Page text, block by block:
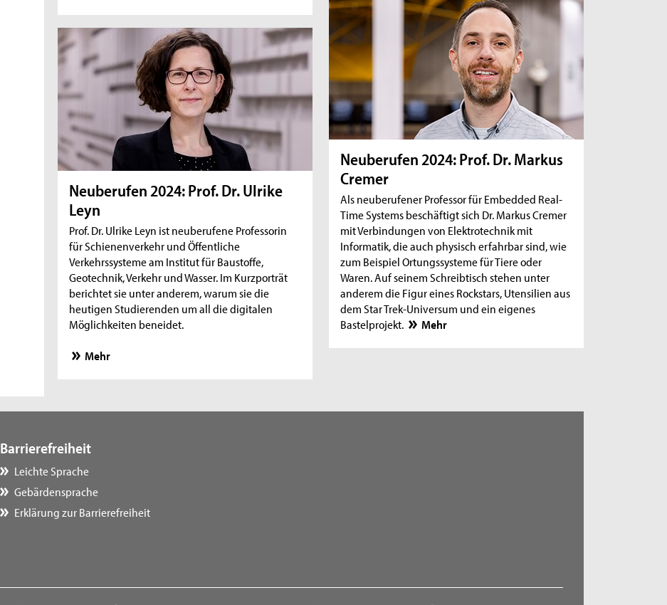
Neuberufen 2024: Prof. Dr. Markus
Cremer
Als neuberufener Professor für Embedded Real-
Time Systems beschäftigt sich Dr. Markus Cremer
mit Verbindungen von Elektrotechnik mit
Informatik, die auch physisch erfahrbar sind, wie
zum Beispiel Ortungssysteme für Tiere oder
Waren. Auf seinem Schreibtisch stehen unter
anderem die Figur eines Rockstars, Utensilien aus
dem Star Trek-Universum und ein eigenes
Bastelprojekt.
Mehr
Neuberufen 2024: Prof. Dr. Ulrike
Leyn
Prof. Dr. Ulrike Leyn ist neuberufene Professorin
für Schienenverkehr und Öffentliche
Verkehrssysteme am Institut für Baustoffe,
Geotechnik, Verkehr und Wasser. Im Kurzporträt
berichtet sie unter anderem, warum sie die
heutigen Studierenden um all die digitalen
Möglichkeiten beneidet.
Mehr
Barrierefreiheit
Leichte Sprache
Gebärdensprache
Erklärung zur Barrierefreiheit